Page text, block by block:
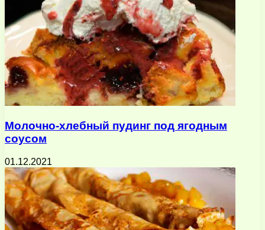
Молочно-хлебный пудинг под ягодным
соусом
01.12.2021